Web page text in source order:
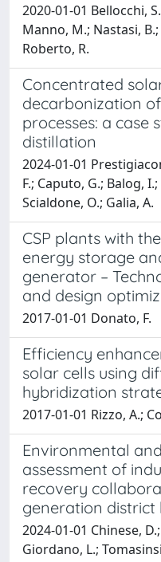
2020-01-01 Bellocchi,
Manno, M.; Nastasi,
Roberto, R.
Concentrated
decarbonization
processes: a case
distillation
2024-01-01
F.; Caputo, G.; Balog,
Scialdone, O.; Galia, A.
CSP plants with
energy storage
generator –
and design
2017-01-01 Donato, F.
Efficiency
solar cells using
hybridization
2017-01-01 Rizzo, A.;
Environmental
assessment of
recovery
generation district
2024-01-01 Chinese,
Giordano, L.;